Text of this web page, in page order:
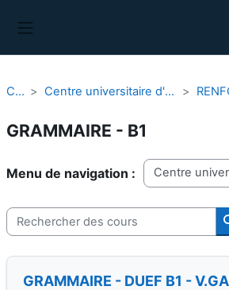
Cours Centre universitaire d'études françaises (CUEF)
GRAMMAIRE - B1
Catégories de cours
Rechercher des cours
GRAMMAIRE - DUEF B1 -